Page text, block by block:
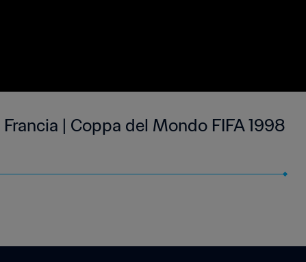
| Coppa del Mondo FIFA 1998